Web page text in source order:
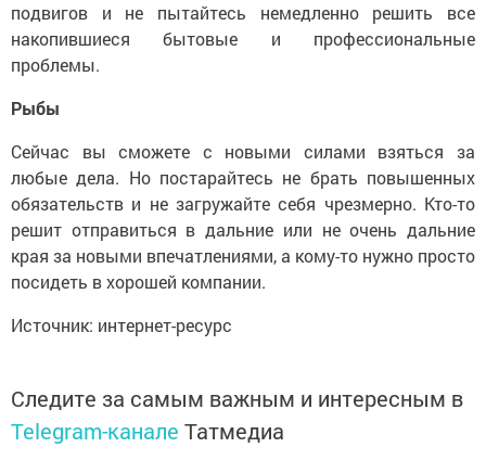
подвигов и не пытайтесь немедленно решить все
накопившиеся бытовые и профессиональные
проблемы.
Рыбы
Сейчас вы сможете с новыми силами взяться за
любые дела. Но постарайтесь не брать повышенных
обязательств и не загружайте себя чрезмерно. Кто-то
решит отправиться в дальние или не очень дальние
края за новыми впечатлениями, а кому-то нужно просто
посидеть в хорошей компании.
Источник: интернет-ресурс
Следите за самым важным и интересным в
Telegram-канале Татмедиа